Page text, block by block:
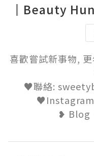
║Beauty
喜歡嘗試新事物,
♥聯絡:
❥ Blog